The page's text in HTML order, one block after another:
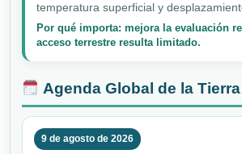
temperatura superficial y
Por qué importa: mejora la evaluación
acceso terrestre resulta limitado.
Agenda Global de la Tierra
9 de agosto de 2026